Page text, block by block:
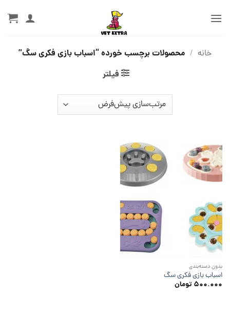
خانه / محصولات برچسب خورده “اسباب بازی فکری سگ”
فیلتر
بدون دسته‌بندی
اسباب بازی فکری سگ
۵۰۰.۰۰۰تومان